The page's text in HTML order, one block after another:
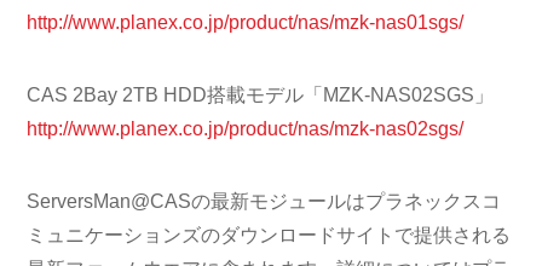
http://www.planex.co.jp/product/nas/mzk-nas01sgs/
CAS 2Bay 2TB HDD搭載モデル「MZK-NAS02SGS」
http://www.planex.co.jp/product/nas/mzk-nas02sgs/
ServersMan@CASの最新モジュールはプラネックスコ
ミュニケーションズのダウンロードサイトで提供される